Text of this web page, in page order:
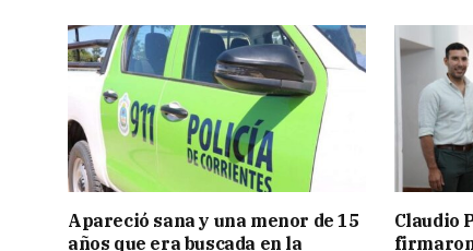
Apareció sana y una menor de 15
años que era buscada en la
Claudio